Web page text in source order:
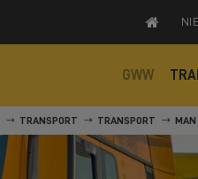
GWW
TRANSPORT TRANSPORT MAN